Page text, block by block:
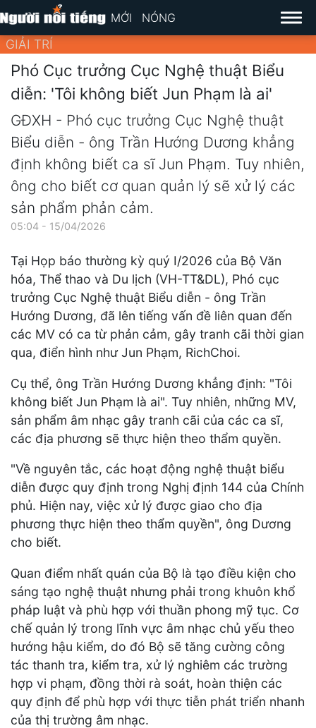
MỚI NÓNG
GIẢI TRÍ
Phó Cục trưởng Cục Nghệ thuật Biểu
diễn: 'Tôi không biết Jun Phạm là ai'
GĐXH - Phó cục trưởng Cục Nghệ thuật
Biểu diễn - ông Trần Hướng Dương khẳng
định không biết ca sĩ Jun Phạm. Tuy nhiên,
ông cho biết cơ quan quản lý sẽ xử lý các
sản phẩm phản cảm.
05:04 - 15/04/2026
Tại Họp báo thường kỳ quý I/2026 của Bộ Văn
hóa, Thể thao và Du lịch (VH-TT&DL), Phó cục
trưởng Cục Nghệ thuật Biểu diễn - ông Trần
Hướng Dương, đã lên tiếng vấn đề liên quan đến
các MV có ca từ phản cảm, gây tranh cãi thời gian
qua, điển hình như Jun Phạm, RichChoi.
Cụ thể, ông Trần Hướng Dương khẳng định: "Tôi
không biết Jun Phạm là ai". Tuy nhiên, những MV,
sản phẩm âm nhạc gây tranh cãi của các ca sĩ,
các địa phương sẽ thực hiện theo thẩm quyền.
"Về nguyên tắc, các hoạt động nghệ thuật biểu
diễn được quy định trong Nghị định 144 của Chính
phủ. Hiện nay, việc xử lý được giao cho địa
phương thực hiện theo thẩm quyền", ông Dương
cho biết.
Quan điểm nhất quán của Bộ là tạo điều kiện cho
sáng tạo nghệ thuật nhưng phải trong khuôn khổ
pháp luật và phù hợp với thuần phong mỹ tục. Cơ
chế quản lý trong lĩnh vực âm nhạc chủ yếu theo
hướng hậu kiểm, do đó Bộ sẽ tăng cường công
tác thanh tra, kiểm tra, xử lý nghiêm các trường
hợp vi phạm, đồng thời rà soát, hoàn thiện các
quy định để phù hợp với thực tiễn phát triển nhanh
của thị trường âm nhạc.